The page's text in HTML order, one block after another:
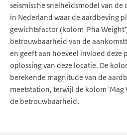
seismische snelheidsmodel van
in Nederland waar de aardbeving
gewichtsfactor (kolom 'Pha
betrouwbaarheid van de
en geeft aan hoeveel invloed deze
oplossing van deze locatie. De
berekende magnitude van de
meetstation, terwijl de kolom 'Mag
de betrouwbaarheid.